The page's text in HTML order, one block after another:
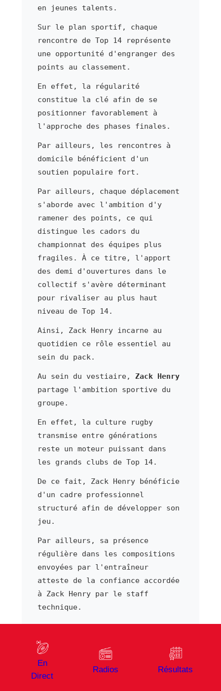
en jeunes talents.
Sur le plan sportif, chaque
rencontre de Top 14 représente
une opportunité d'engranger des
points au classement.
En effet, la régularité
constitue la clé afin de se
positionner favorablement à
l'approche des phases finales.
Par ailleurs, les rencontres à
domicile bénéficient d'un
soutien populaire fort.
Par ailleurs, chaque déplacement
s'aborde avec l'ambition d'y
ramener des points, ce qui
distingue les cadors du
championnat des équipes plus
fragiles. À ce titre, l'apport
des demi d'ouvertures dans le
collectif s'avère déterminant
pour rivaliser au plus haut
niveau de Top 14.
Ainsi, Zack Henry incarne au
quotidien ce rôle essentiel au
sein du pack.
Au sein du vestiaire, Zack Henry
partage l'ambition sportive du
groupe.
En effet, la culture rugby
transmise entre générations
reste un moteur puissant dans
les grands clubs de Top 14.
De ce fait, Zack Henry bénéficie
d'un cadre professionnel
structuré afin de développer son
jeu.
Par ailleurs, sa présence
régulière dans les compositions
envoyées par l'entraîneur
atteste de la confiance accordée
à Zack Henry par le staff
technique.
Rugby
Sur Vibrez Rugby, retrouvez
l'ensemble de l'actualité de
En
Direct
Radios Résultats